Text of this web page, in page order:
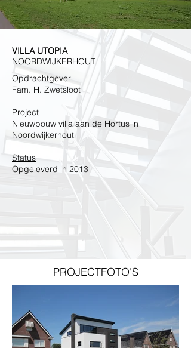
VILLA UTOPIA
NOORDWIJKERHOUT
Opdrachtgever
Fam. H. Zwetsloot
Project
Nieuwbouw villa aan de Hortus in
Noordwijkerhout
Status
Opgeleverd in 2013
PROJECTFOTO'S